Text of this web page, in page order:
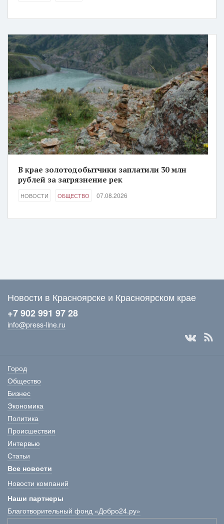
В крае золотодобытчики заплатили 30 млн
рублей за загрязнение рек
НОВОСТИ ОБЩЕСТВО 07.08.2026
Новости в Красноярске и Красноярском крае
+7 902 991 97 28
info@press-line.ru
Город
Общество
Бизнес
Экономика
Политика
Происшествия
Интервью
Статьи
Все новости
Новости компаний
Наши партнеры
Благотворительный фонд «Добро24.ру»